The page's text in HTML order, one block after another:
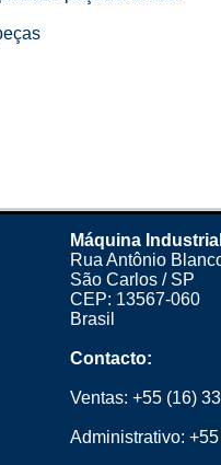
Máquina
Rua Antônio
São Carlos / SP
CEP: 13567-060
Brasil
Contacto:
Ventas: +55 (16)
Administrativo: